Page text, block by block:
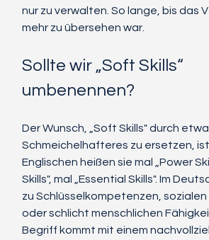
nur zu verwalten. So lange, bis das
mehr zu übersehen war.
Sollte wir „Soft Skills“
umbenennen?
Der Wunsch, „Soft Skills" durch
Schmeichelhafteres zu ersetzen,
Englischen heißen sie mal „Power
Skills", mal „Essential Skills". Im
zu Schlüsselkompetenzen,
oder schlicht menschlichen
Begriff kommt mit einem